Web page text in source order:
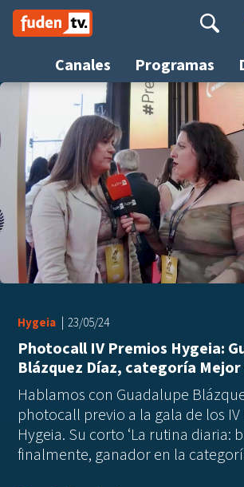
Saltar
contenido
Canales Programas
Buscar
Hygeia 23/05/24
Photocall IV Premios Hygeia:
Blázquez Díaz, categoría Mejor
Hablamos con Guadalupe
photocall previo a la gala de los
Hygeia. Su corto ‘La rutina diaria:
finalmente, ganador en la